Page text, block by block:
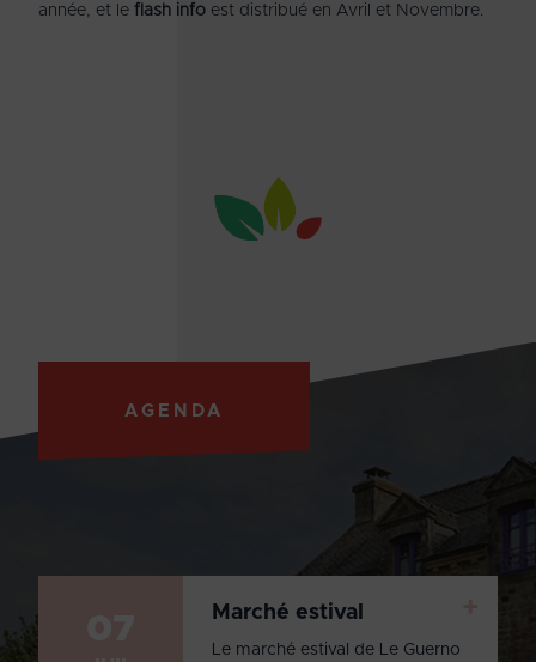
année, et le flash info est distribué en Avril et Novembre.
AGENDA
Marché estival
Le marché estival de Le Guerno